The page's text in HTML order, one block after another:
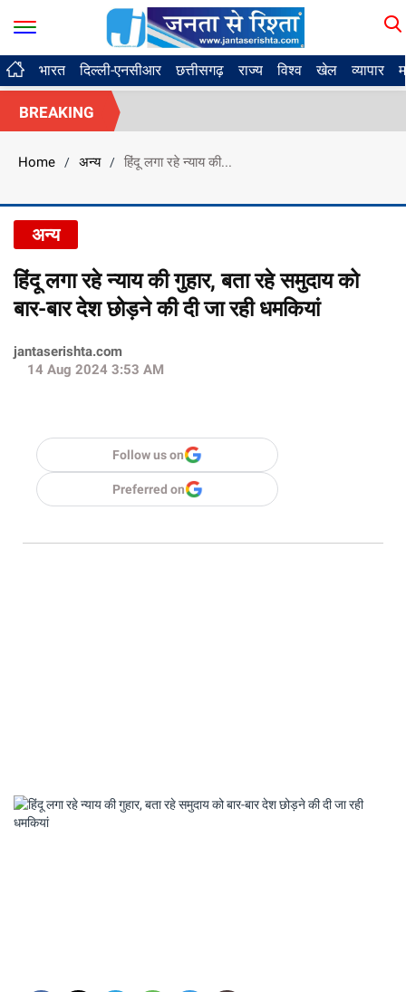
भारत दिल्ली-एनसीआर छत्तीसगढ़ राज्य विश्व खेल व्यापार
BREAKING
Home / अन्य / हिंदू लगा रहे न्याय की...
अन्य
हिंदू लगा रहे न्याय की गुहार, बता रहे समुदाय को
बार-बार देश छोड़ने की दी जा रही धमकियां
jantaserishta.com
14 Aug 2024 3:53 AM
Follow us on
Preferred on